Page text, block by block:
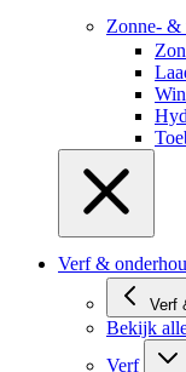
Zonne- &
Verf &
Verf
Bekijk
Verf